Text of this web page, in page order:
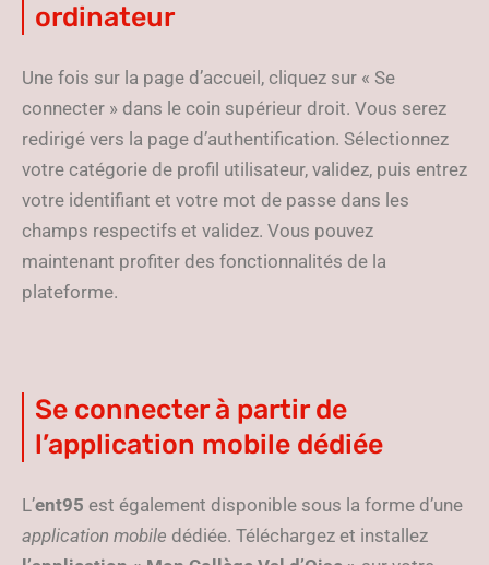
ordinateur
Une fois sur la page d’accueil, cliquez sur « Se
connecter » dans le coin supérieur droit. Vous serez
redirigé vers la page d’authentification. Sélectionnez
votre catégorie de profil utilisateur, validez, puis entrez
votre identifiant et votre mot de passe dans les
champs respectifs et validez. Vous pouvez
maintenant profiter des fonctionnalités de la
plateforme.
Se connecter à partir de
l’application mobile dédiée
L’ent95 est également disponible sous la forme d’une
application mobile dédiée. Téléchargez et installez